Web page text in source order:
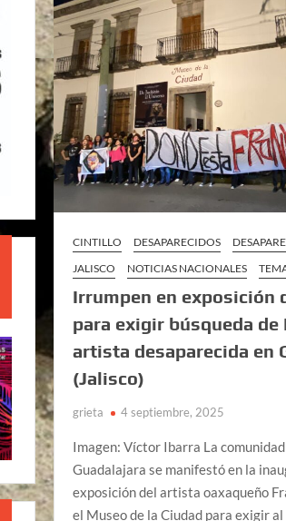
CINTILLO DESAPARECIDOS
JALISCO
NOTICIAS NACIONALES
Irrumpen en exposición
para exigir búsqueda de
artista desaparecida en
(Jalisco)
grieta 4 septiembre, 2025
Imagen: Víctor Ibarra La
Guadalajara se manifestó en la
exposición del artista oaxaqueño
el Museo de la Ciudad para exigir